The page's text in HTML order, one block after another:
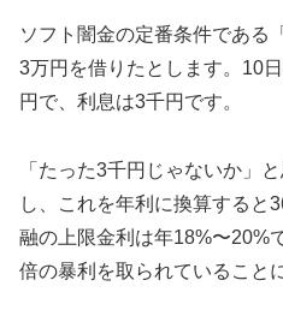
ソフト闇金の定番条件である
3万円を借りたとします。10
円で、利息は3千円です。
「たった3千円じゃないか」
し、これを年利に換算すると
融の上限金利は年18%〜20%
倍の暴利を取られていること